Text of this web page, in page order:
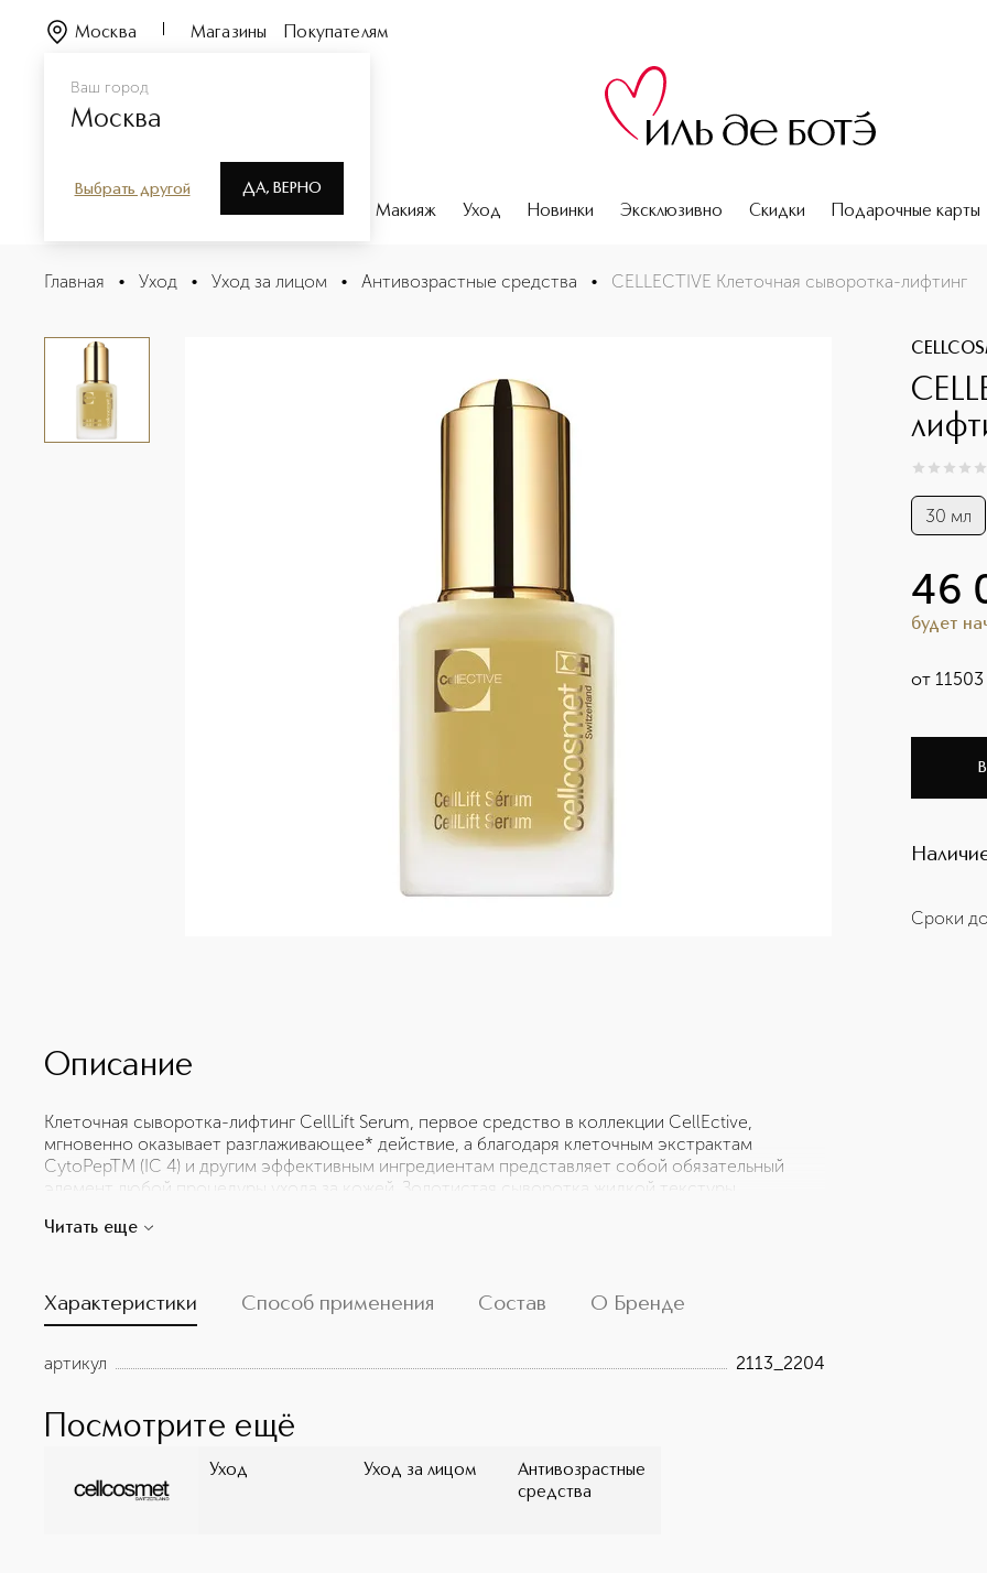
Ваш город
Москва
Выбрать другой ДА, ВЕРНО
Москва Магазины Покупателям
Парфюмерия Макияж Уход Новинки Эксклюзивно Скидки Подарочные карты
CELLECTIVE Клеточная сыворотка-лифтинг
Описание
Главная • Уход • Уход за лицом • Антивозрастные средства • CELLECTIVE Клеточная сыворотка-лифтинг
0из 0
30 мл
46
будет
от 11503
Сроки
Описание
Клеточная сыворотка-лифтинг CellLift Serum, первое средство в коллекции CellEctive,
мгновенно оказывает разглаживающее* действие, а благодаря клеточным экстрактам
CytoPepTM (IC 4) и другим эффективным ингредиентам представляет собой обязательный
элемент любой процедуры ухода за кожей. Золотистая сыворотка жидкой текстуры
эликсира положены лучшие достижения клеточной технологии.
Читать еще
Характеристики Способ применения Состав О Бренде
артикул 2113_2204
Посмотрите ещё
Уход Уход за лицом
Антивозрастные
средства